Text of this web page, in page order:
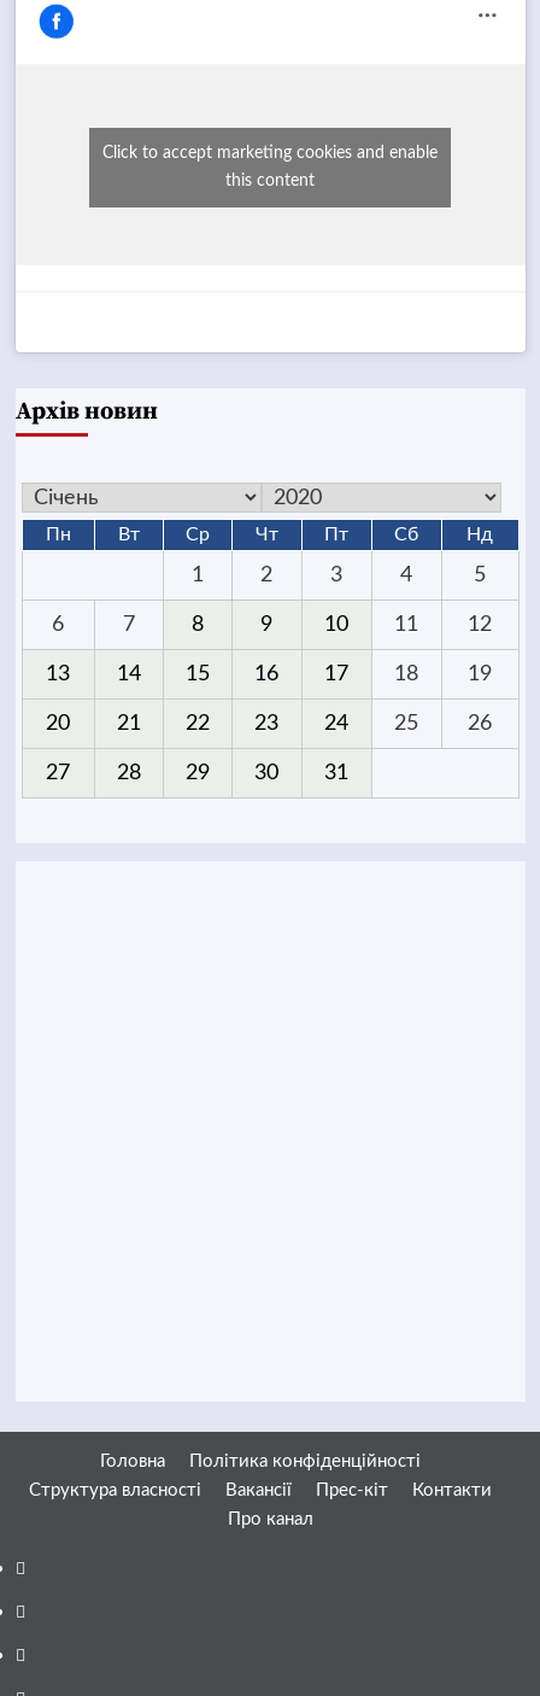
Click to accept marketing cookies and enable
this content
Архів новин
Пн Вт Ср Чт Пт Сб Нд
1 2 3 4 5
6 7 8 9 10 11 12
13 14 15 16 17 18 19
20 21 22 23 24 25 26
27 28 29 30 31
Головна
Політика конфіденційності
Структура власності
Вакансії Прес-кіт
Контакти
Про канал
Facebook
YouTube
Telegram